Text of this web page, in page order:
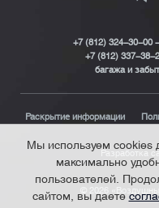
+7 (812) 324-30-00
+7 (812) 337-38-
багажа и
Раскрытие информации
Разработка
© 2026
Мы используем cookies
максимально
пользователей.
сайтом, вы даете